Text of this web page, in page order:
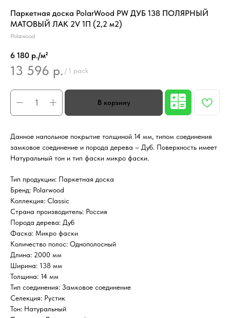
Паркетная доска PolarWood PW ДУБ 138 ПОЛЯРНЫЙ
МАТОВЫЙ ЛАК 2V 1П (2,2 м2)
Polarwood
6 180 р./м²
13 596 р. / 1 pack
Данное напольное покрытие толщиной 14 мм, типом соединения
замковое соединение и порода дерева – Дуб. Поверхность имеет
Натуральный тон и тип фаски микро фаски.
Тип продукции: Паркетная доска
Бренд: Polarwood
Коллекция: Classic
Страна производитель: Россия
Порода дерева: Дуб
Фаска: Микро фаски
Количество полос: Однополосный
Длина: 2000 мм
Ширина: 138 мм
Толщина: 14 мм
Тип соединения: Замковое соединение
Селекция: Рустик
Тон: Натуральный